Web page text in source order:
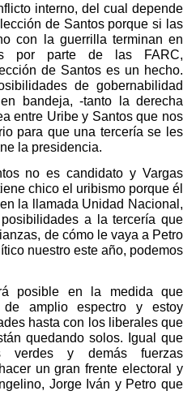
interno, del cual depende
de Santos porque si las
con la guerrilla terminan en
por parte de las FARC,
de Santos es un hecho.
de gobernabilidad
bandeja, -tanto la derecha
entre Uribe y Santos que nos
para que una tercería se les
la presidencia.
no es candidato y Vargas
chico el uribismo porque él
la llamada Unidad Nacional,
a la tercería que
de cómo le vaya a Petro
nuestro este año, podemos
posible en la medida que
de amplio espectro y estoy
hasta con los liberales que
quedando solos. Igual que
verdes y demás fuerzas
un gran frente electoral y
Jorge Iván y Petro que